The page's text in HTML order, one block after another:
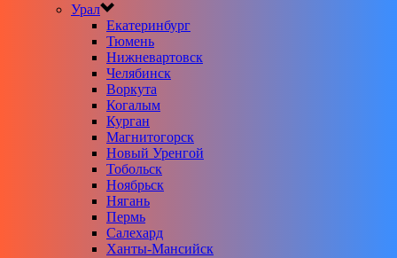
Урал
Екатеринбург
Тюмень
Нижневартовск
Челябинск
Воркута
Когалым
Курган
Магнитогорск
Новый Уренгой
Тобольск
Ноябрьск
Нягань
Пермь
Салехард
Ханты-Мансийск